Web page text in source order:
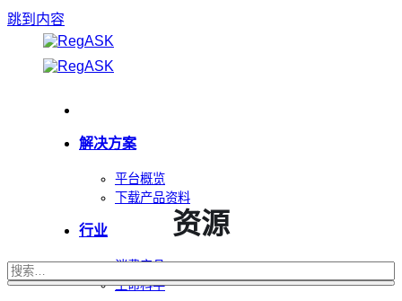
跳到内容
解决方案
平台概览
下载产品资料
行业
消费产品
生命科学
资源